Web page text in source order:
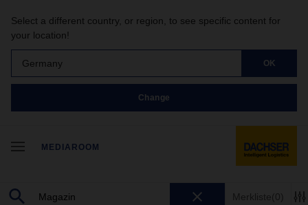
Select a different country, or region, to see specific content for
your location!
Germany OK
Change
MEDIAROOM
Merkliste(0)